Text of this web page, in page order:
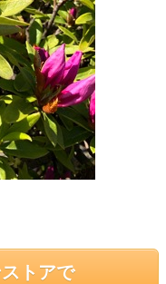
トアで